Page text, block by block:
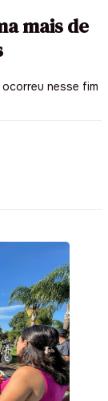
mais de
nesse fim